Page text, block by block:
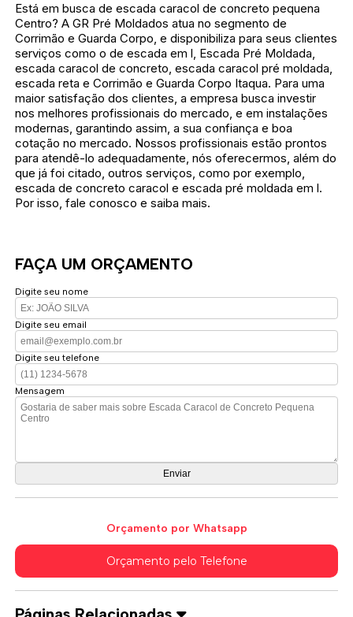
Está em busca de escada caracol de concreto pequena
Centro? A GR Pré Moldados atua no segmento de
Corrimão e Guarda Corpo, e disponibiliza para seus clientes
serviços como o de escada em l, Escada Pré Moldada,
escada caracol de concreto, escada caracol pré moldada,
escada reta e Corrimão e Guarda Corpo Itaqua. Para uma
maior satisfação dos clientes, a empresa busca investir
nos melhores profissionais do mercado, e em instalações
modernas, garantindo assim, a sua confiança e boa
cotação no mercado. Nossos profissionais estão prontos
para atendê-lo adequadamente, nós oferecermos, além do
que já foi citado, outros serviços, como por exemplo,
escada de concreto caracol e escada pré moldada em l.
Por isso, fale conosco e saiba mais.
FAÇA UM ORÇAMENTO
Digite seu nome
Digite seu email
Digite seu telefone
Mensagem
Orçamento por Whatsapp
Orçamento pelo Telefone